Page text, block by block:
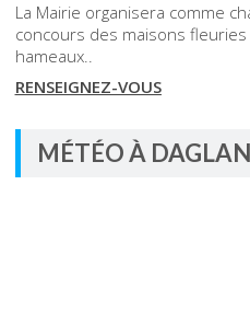
La Mairie organisera comme
concours des maisons
hameaux..
RENSEIGNEZ-VOUS
MÉTÉO À DAGLAN